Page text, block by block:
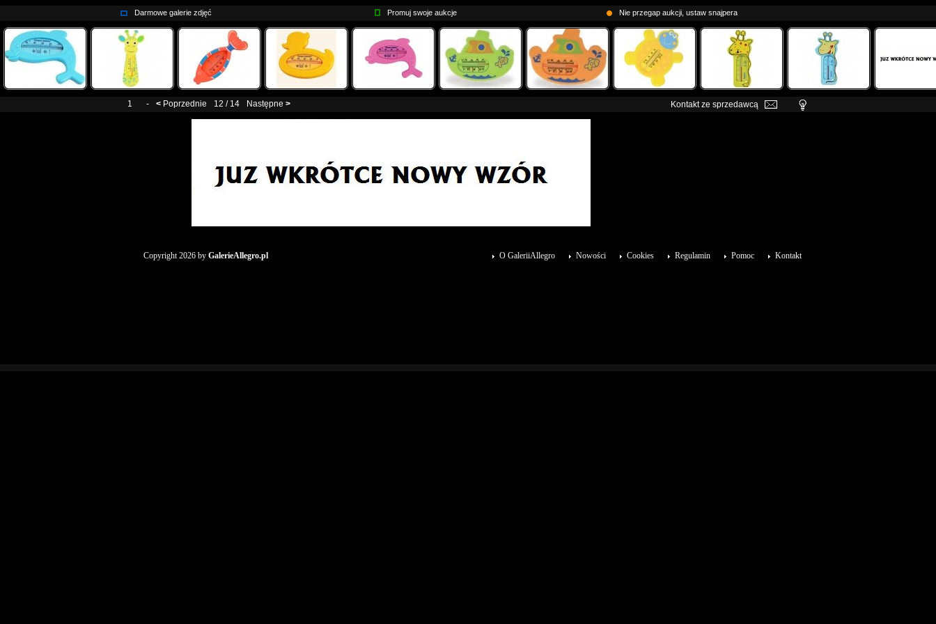
Darmowe galerie zdjęć Promuj swoje aukcje Nie przegap aukcji, ustaw snajpera
1 - < Poprzednie 12 / 14 Następne > Kontakt ze sprzedawcą
Copyright 2026 by GalerieAllegro.pl Kontakt
Pomoc
Regulamin
Cookies
Nowości
O GaleriiAllegro